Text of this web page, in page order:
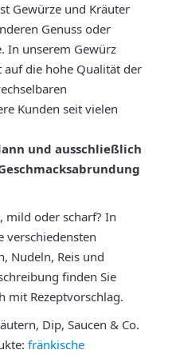
Gewürze und Kräuter
Genuss oder
In unserem Gewürz
die hohe Qualität der
Kunden seit vielen
und ausschließlich
mild oder scharf? In
verschiedensten
Nudeln, Reis und
finden Sie
mit Rezeptvorschlag.
Dip, Saucen & Co.
fränkische